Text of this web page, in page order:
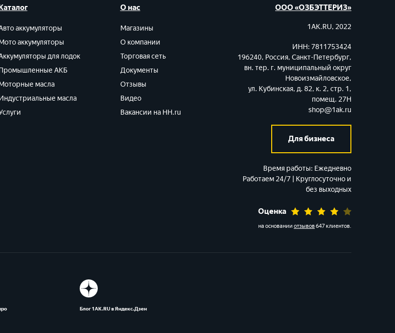
аккумуляторы
аккумуляторы
для лодок
АКБ
масла
масла
О нас
Магазины
О компании
Торговая сеть
Документы
Отзывы
Видео
Вакансии на HH.ru
ООО «ОЗБЭТТЕРИЗ»
1AK.RU, 2022
ИНН: 7811753424
196240, Россия, Санкт-Петербург,
вн. тер. г. муниципальный округ
Новоизмайловское,
ул. Кубинская, д. 82, к. 2, стр. 1,
помещ. 27Н
shop@1ak.ru
Для бизнеса
Время работы: Ежедневно
Работаем 24/7 | Круглосуточно и
без выходных
Оценка
на основании отзывов647 клиентов.
Блог 1АК.RU в Яндекс.Дзен